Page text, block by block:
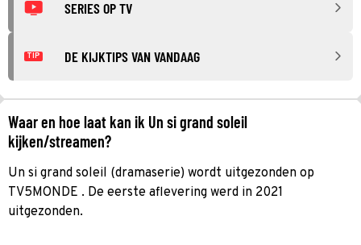
SERIES OP TV
TIP DE KIJKTIPS VAN VANDAAG
Waar en hoe laat kan ik Un si grand soleil
kijken/streamen?
Un si grand soleil (dramaserie) wordt uitgezonden op
TV5MONDE . De eerste aflevering werd in 2021
uitgezonden.